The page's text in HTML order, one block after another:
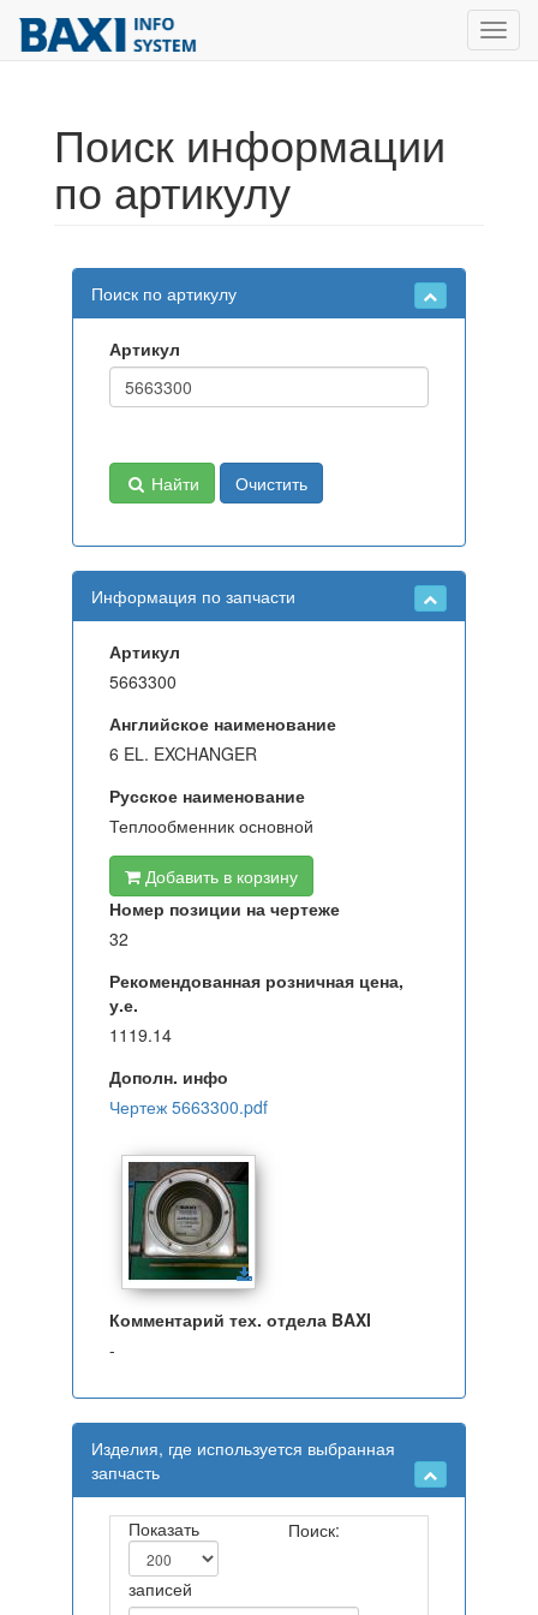
Поиск информации
по артикулу
Поиск по артикулу
Артикул
Найти Очистить
Информация по запчасти
Артикул
5663300
Английское наименование
6 EL. EXCHANGER
Русское наименование
Теплообменник основной
Добавить в корзину
Номер позиции на чертеже
32
Рекомендованная розничная цена,
у.е.
1119.14
Дополн. инфо
Чертеж 5663300.pdf
Комментарий тех. отдела BAXI
-
Изделия, где используется выбранная
запчасть
Показать
записей
Поиск: